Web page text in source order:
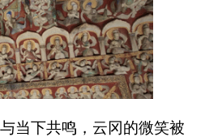
当下共鸣，云冈的微笑被